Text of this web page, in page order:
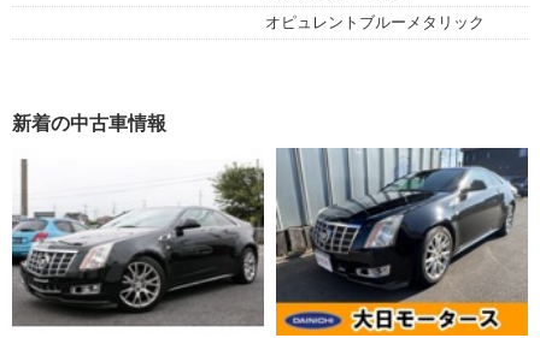
オピュレントブルーメタリック
新着の中古車情報